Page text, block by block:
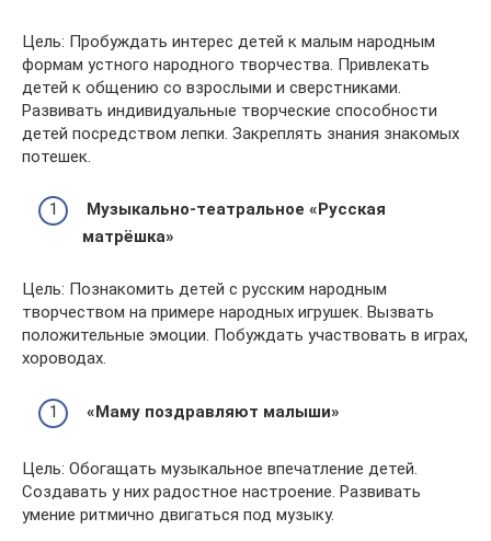
Цель: Пробуждать интерес детей к малым народным
формам устного народного творчества. Привлекать
детей к общению со взрослыми и сверстниками.
Развивать индивидуальные творческие способности
детей посредством лепки. Закреплять знания знакомых
потешек.
Музыкально-театральное «Русская
матрёшка»
Цель: Познакомить детей с русским народным
творчеством на примере народных игрушек. Вызвать
положительные эмоции. Побуждать участвовать в играх,
хороводах.
«Маму поздравляют малыши»
Цель: Обогащать музыкальное впечатление детей.
Создавать у них радостное настроение. Развивать
умение ритмично двигаться под музыку.